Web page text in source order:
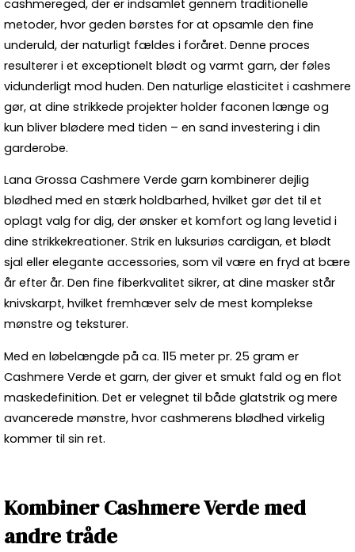
cashmereged, der er indsamlet gennem traditionelle
metoder, hvor geden børstes for at opsamle den fine
underuld, der naturligt fældes i foråret. Denne proces
resulterer i et exceptionelt blødt og varmt garn, der føles
vidunderligt mod huden. Den naturlige elasticitet i cashmere
gør, at dine strikkede projekter holder faconen længe og
kun bliver blødere med tiden – en sand investering i din
garderobe.
Lana Grossa Cashmere Verde garn kombinerer dejlig
blødhed med en stærk holdbarhed, hvilket gør det til et
oplagt valg for dig, der ønsker et komfort og lang levetid i
dine strikkekreationer. Strik en luksuriøs cardigan, et blødt
sjal eller elegante accessories, som vil være en fryd at bære
år efter år. Den fine fiberkvalitet sikrer, at dine masker står
knivskarpt, hvilket fremhæver selv de mest komplekse
mønstre og teksturer.
Med en løbelængde på ca. 115 meter pr. 25 gram er
Cashmere Verde et garn, der giver et smukt fald og en flot
maskedefinition. Det er velegnet til både glatstrik og mere
avancerede mønstre, hvor cashmerens blødhed virkelig
kommer til sin ret.
Kombiner Cashmere Verde med
andre tråde